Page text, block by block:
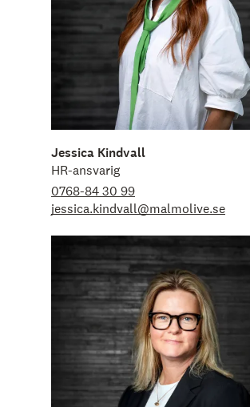
Jessica Kindvall
HR-ansvarig
0768-84 30 99
jessica.kindvall@malmolive.se